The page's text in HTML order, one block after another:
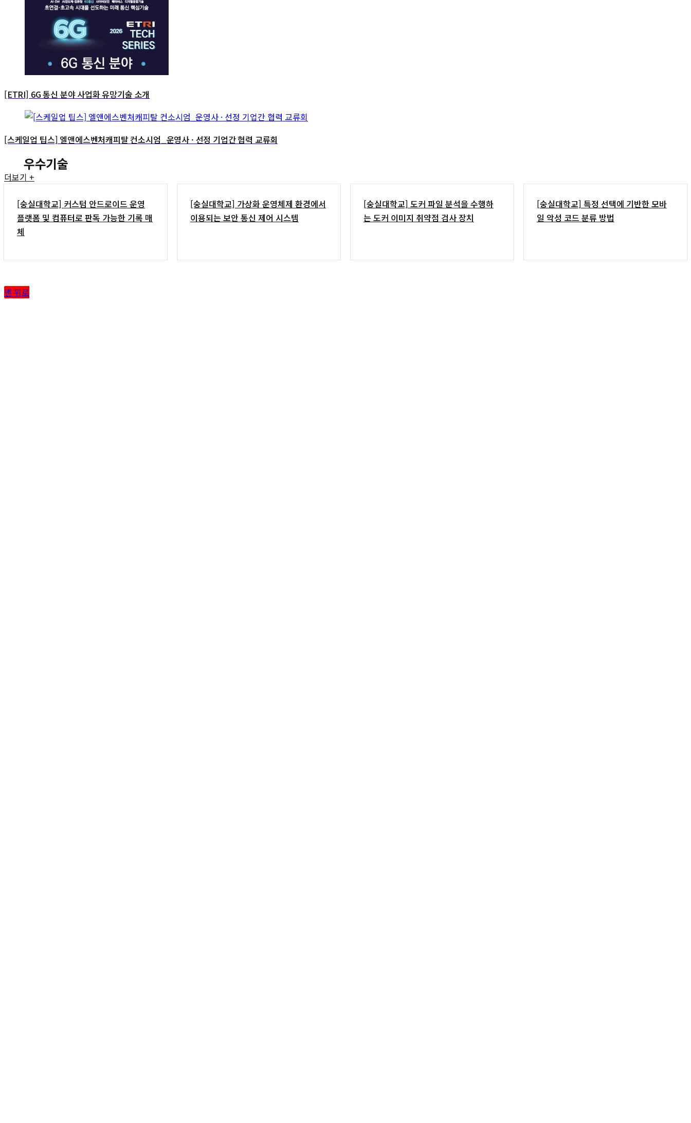
[ETRI] 6G 통신 분야 사업화 유망기술 소개
[스케일업 팁스] 엘앤에스벤처캐피탈 컨소시엄_운영사 · 선정 기업간 협력 교류회
우수기술
더보기 +
[숭실대학교] 커스텀 안드로이드 운영
플랫폼 및 컴퓨터로 판독 가능한 기록 매
체
[숭실대학교] 가상화 운영체제 환경에서
이용되는 보안 통신 제어 시스템
[숭실대학교] 도커 파일 분석을 수행하
는 도커 이미지 취약점 검사 장치
[숭실대학교] 특정 선택에 기반한 모바
일 악성 코드 분류 방법
맨 위로